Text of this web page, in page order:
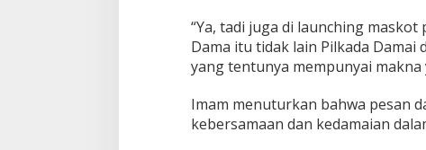
“Ya, tadi juga di launching maskot
Dama itu tidak lain Pilkada Damai
yang tentunya mempunyai makna
Imam menuturkan bahwa pesan
kebersamaan dan kedamaian